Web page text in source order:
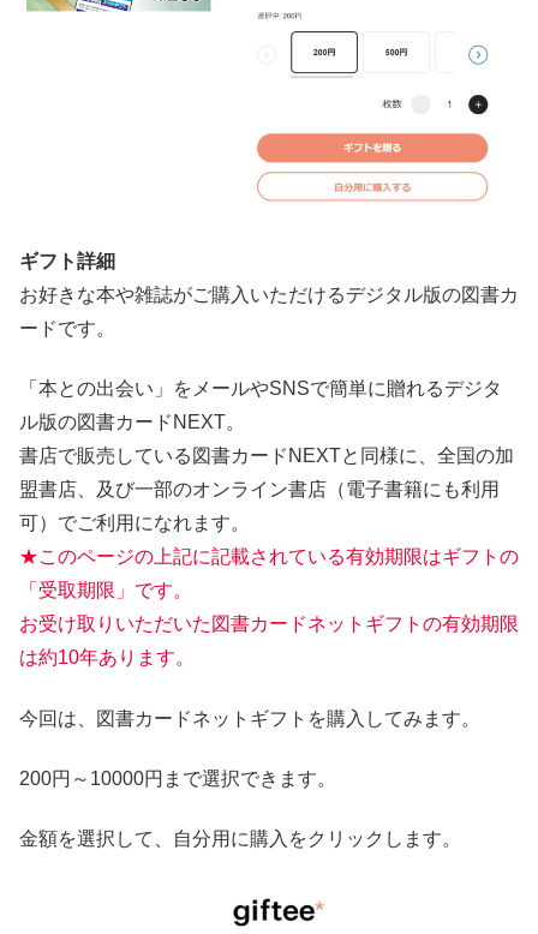
ギフト詳細
お好きな本や雑誌がご購入いただけるデジタル版の図書カ
ードです。
「本との出会い」をメールやSNSで簡単に贈れるデジタ
ル版の図書カードNEXT。
書店で販売している図書カードNEXTと同様に、全国の加
盟書店、及び一部のオンライン書店（電子書籍にも利用
可）でご利用になれます。
★このページの上記に記載されている有効期限はギフトの
「受取期限」です。
お受け取りいただいた図書カードネットギフトの有効期限
は約10年あります。
今回は、図書カードネットギフトを購入してみます。
200円～10000円まで選択できます。
金額を選択して、自分用に購入をクリックします。